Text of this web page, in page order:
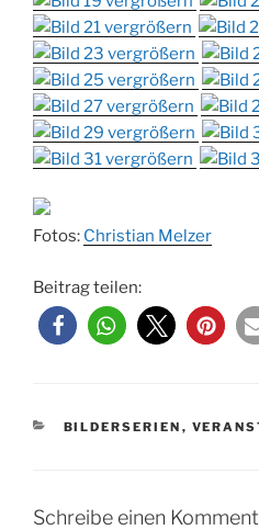
Fotos: Christian Melzer
Beitrag teilen:
KATEGORIEN
BILDERSERIEN ,
Schreibe einen